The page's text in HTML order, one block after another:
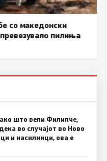
со македонски
пилиња
што вели Филипче,
во случајот во Ново
и насилници, ова е